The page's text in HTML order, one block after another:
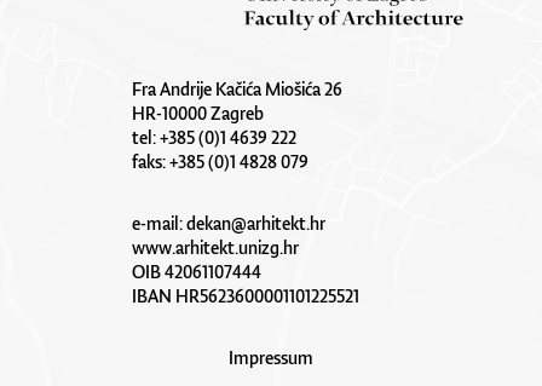
Fra Andrije Kačića Miošića 26
HR-10000 Zagreb
tel: +385 (0)1 4639 222
faks: +385 (0)1 4828 079
e-mail:dekan@arhitekt.hr
www.arhitekt.unizg.hr
OIB 42061107444
IBAN HR5623600001101225521
Impressum